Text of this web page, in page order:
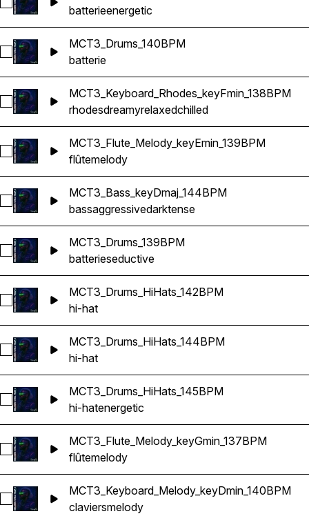
Sélectionnez MCT3_Drums_137BPM
batterieenergetic
Sélectionnez MCT3_Drums_140BPM
MCT3_Drums_140BPM
batterie
Sélectionnez MCT3_Keyboard_Rhodes_keyFmin_138BPM
MCT3_Keyboard_Rhodes_keyFmin_138BPM
rhodesdreamyrelaxedchilled
Sélectionnez MCT3_Flute_Melody_keyEmin_139BPM
MCT3_Flute_Melody_keyEmin_139BPM
flûtemelody
Sélectionnez MCT3_Bass_keyDmaj_144BPM
MCT3_Bass_keyDmaj_144BPM
bassaggressivedarktense
Sélectionnez MCT3_Drums_139BPM
MCT3_Drums_139BPM
batterieseductive
Sélectionnez MCT3_Drums_HiHats_142BPM
MCT3_Drums_HiHats_142BPM
hi-hat
Sélectionnez MCT3_Drums_HiHats_144BPM
MCT3_Drums_HiHats_144BPM
hi-hat
Sélectionnez MCT3_Drums_HiHats_145BPM
MCT3_Drums_HiHats_145BPM
hi-hatenergetic
Sélectionnez MCT3_Flute_Melody_keyGmin_137BPM
MCT3_Flute_Melody_keyGmin_137BPM
flûtemelody
Sélectionnez MCT3_Keyboard_Melody_keyDmin_140BPM
MCT3_Keyboard_Melody_keyDmin_140BPM
claviersmelody